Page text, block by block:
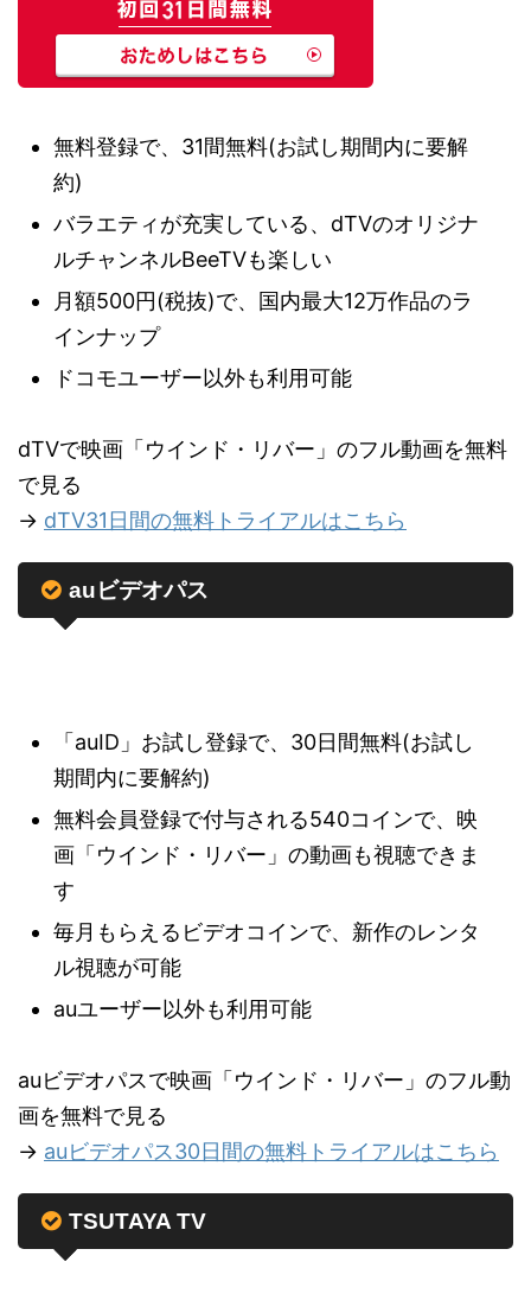
無料登録で、31間無料(お試し期間内に要解
約)
バラエティが充実している、dTVのオリジナ
ルチャンネルBeeTVも楽しい
月額500円(税抜)で、国内最大12万作品のラ
インナップ
ドコモユーザー以外も利用可能
dTVで映画「ウインド・リバー」のフル動画を無料
で見る
→ dTV31日間の無料トライアルはこちら
auビデオパス
「auID」お試し登録で、30日間無料(お試し
期間内に要解約)
無料会員登録で付与される540コインで、映
画「ウインド・リバー」の動画も視聴できま
す
毎月もらえるビデオコインで、新作のレンタ
ル視聴が可能
auユーザー以外も利用可能
auビデオパスで映画「ウインド・リバー」のフル動
画を無料で見る
→ auビデオパス30日間の無料トライアルはこちら
TSUTAYA TV